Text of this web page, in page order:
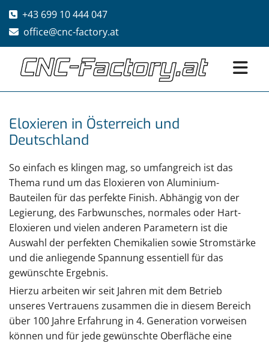
 +43 699 10 444 047
 office@cnc-factory.at
Eloxieren in Österreich und
Deutschland
So einfach es klingen mag, so umfangreich ist das
Thema rund um das Eloxieren von Aluminium-
Bauteilen für das perfekte Finish. Abhängig von der
Legierung, des Farbwunsches, normales oder Hart-
Eloxieren und vielen anderen Parametern ist die
Auswahl der perfekten Chemikalien sowie Stromstärke
und die anliegende Spannung essentiell für das
gewünschte Ergebnis.
Hierzu arbeiten wir seit Jahren mit dem Betrieb
unseres Vertrauens zusammen die in diesem Bereich
über 100 Jahre Erfahrung in 4. Generation vorweisen
können und für jede gewünschte Oberfläche eine